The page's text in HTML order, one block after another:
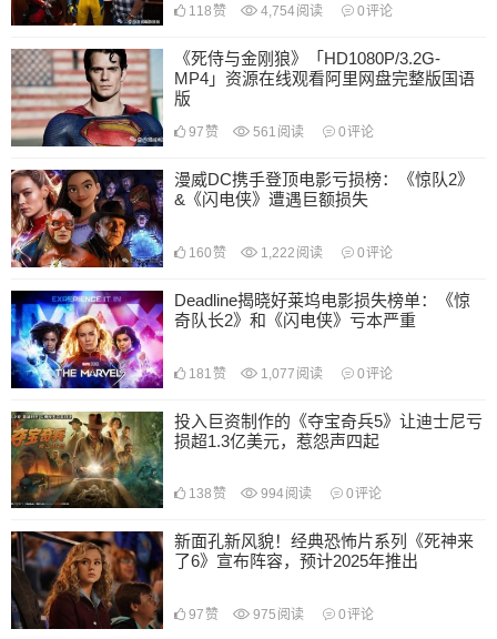
118 赞 4,754阅读 0评论
《死侍与金刚狼》「HD1080P/3.2G-
MP4」资源在线观看阿里网盘完整版国语
版
97 赞 561 阅读 0评论
漫威DC携手登顶电影亏损榜：《惊队2》
&《闪电侠》遭遇巨额损失
160 赞 1,222 阅读 0评论
Deadline揭晓好莱坞电影损失榜单：《惊
奇队长2》和《闪电侠》亏本严重
181 赞 1,077 阅读 0评论
投入巨资制作的《夺宝奇兵5》让迪士尼亏
损超1.3亿美元，惹怨声四起
138 赞 994阅读 0评论
新面孔新风貌！经典恐怖片系列《死神来
了6》宣布阵容，预计2025年推出
97 赞 975 阅读 0评论